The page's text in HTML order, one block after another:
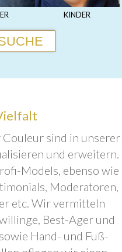
KINDER
sind in unserer
und erweitern.
Models, ebenso wie
Moderatoren,
etc. Wir vermitteln
Best-Ager und
Hand- und Fuß-